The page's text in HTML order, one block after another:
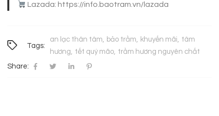
Lazada: https://info.baotram.vn/lazada
Tags:
an lạc thân tâm bảo trầm khuyến mãi
tâm
hương
tết quý mão trầm hương nguyên chất
Share: